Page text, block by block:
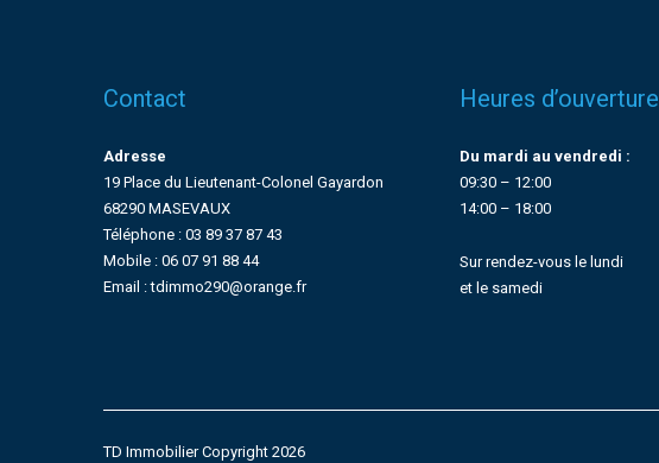
Contact
Adresse
19 Place du Lieutenant-Colonel Gayardon
68290 MASEVAUX
Téléphone : 03 89 37 87 43
Mobile : 06 07 91 88 44
Email : tdimmo290@orange.fr
Heures d’ouverture
Du mardi au vendredi :
09:30 – 12:00
14:00 – 18:00
Sur rendez-vous le lundi
et le samedi
TD Immobilier Copyright 2026